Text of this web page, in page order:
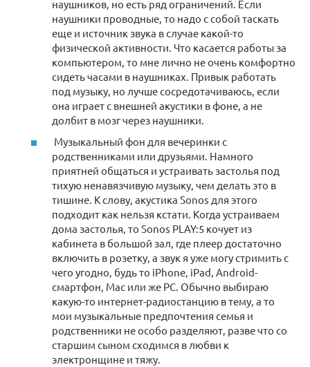
наушников, но есть ряд ограничений. Если
наушники проводные, то надо с собой таскать
еще и источник звука в случае какой-то
физической активности. Что касается работы за
компьютером, то мне лично не очень комфортно
сидеть часами в наушниках. Привык работать
под музыку, но лучше сосредотачиваюсь, если
она играет с внешней акустики в фоне, а не
долбит в мозг через наушники.
Музыкальный фон для вечеринки с
родственниками или друзьями. Намного
приятней общаться и устраивать застолья под
тихую ненавязчивую музыку, чем делать это в
тишине. К слову, акустика Sonos для этого
подходит как нельзя кстати. Когда устраиваем
дома застолья, то Sonos PLAY:5 кочует из
кабинета в большой зал, где плеер достаточно
включить в розетку, а звук я уже могу стримить с
чего угодно, будь то iPhone, iPad, Android-
смартфон, Mac или же PC. Обычно выбираю
какую-то интернет-радиостанцию в тему, а то
мои музыкальные предпочтения семья и
родственники не особо разделяют, разве что со
старшим сыном сходимся в любви к
электронщине и тяжу.